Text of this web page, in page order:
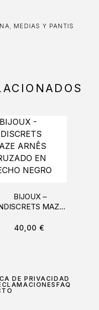
, MEDIAS Y PANTIS
BIJOUX –
MAZE
EN PECHO NEGRO
40,00 €
DE PRIVACIDAD
FAQ